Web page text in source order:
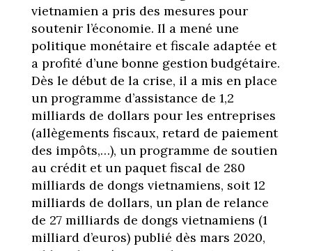
vietnamien a pris des mesures pour
soutenir l’économie. Il a mené une
politique monétaire et fiscale adaptée et
a profité d’une bonne gestion budgétaire.
Dès le début de la crise, il a mis en place
un programme d’assistance de 1,2
milliards de dollars pour les entreprises
(allègements fiscaux, retard de paiement
des impôts,…), un programme de soutien
au crédit et un paquet fiscal de 280
milliards de dongs vietnamiens, soit 12
milliards de dollars, un plan de relance
de 27 milliards de dongs vietnamiens (1
milliard d’euros) publié dès mars 2020,